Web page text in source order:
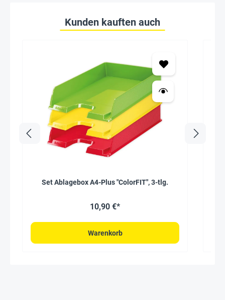
Kunden kauften auch
Set Ablagebox A4-Plus "ColorFIT", 3-tlg.
10,90 €*
Warenkorb